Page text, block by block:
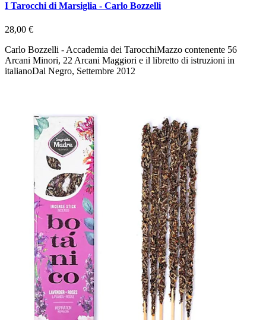
I Tarocchi di Marsiglia - Carlo Bozzelli
28,00 €
Carlo Bozzelli - Accademia dei TarocchiMazzo contenente 56
Arcani Minori, 22 Arcani Maggiori e il libretto di istruzioni in
italianoDal Negro, Settembre 2012